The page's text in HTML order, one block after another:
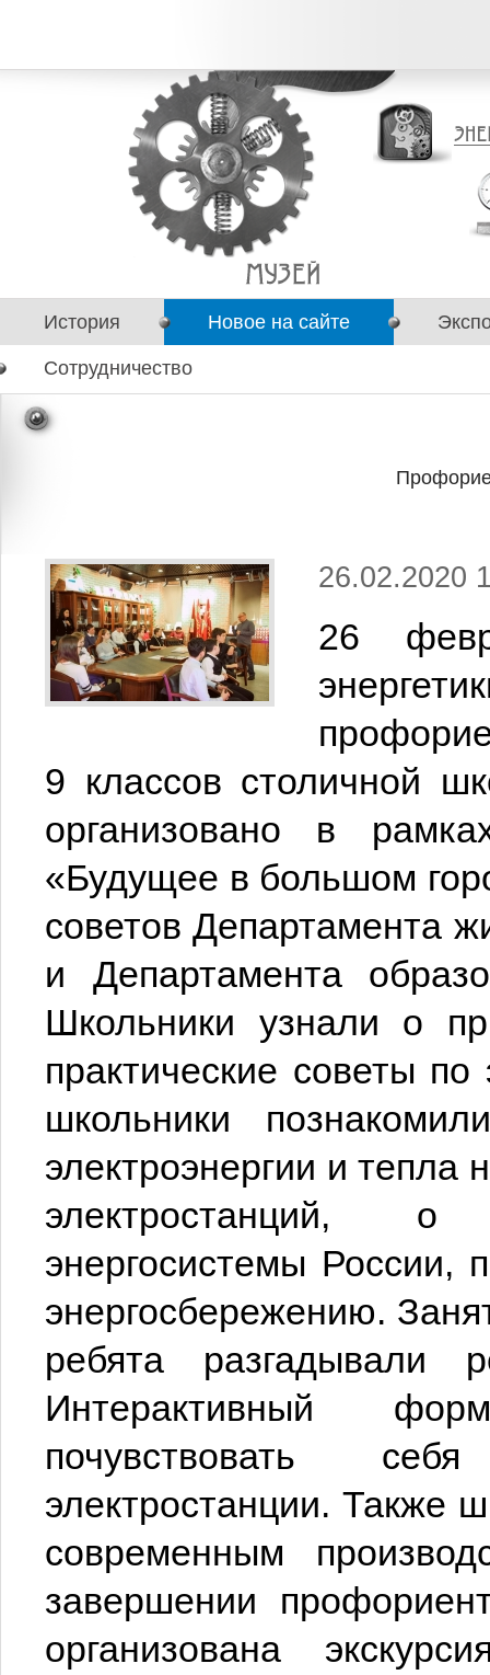
История Новое на сайте
Сотрудничество
26.02.2020
26
9 классов столичной
организовано в
«Будущее в большом
советов Департамента
и Департамента
Школьники узнали о
практические советы
школьники
электроэнергии и
электростанций, о
энергосистемы России,
энергосбережению.
ребята разгадывали
Интерактивный
почувствовать
электростанции. Также
современным
завершении
организована